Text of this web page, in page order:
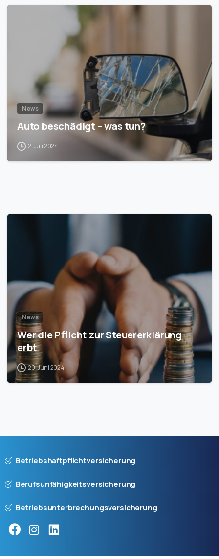
News
Auto beschädigt – was tun?
2. Juli 2024
News
Wer die Pflicht zur Steuererklärung
erbt
20. Juni 2024
Betriebshaftpflichtversicherung
Berufsunfähigkeitsversicherung
Betriebsunterbrechungsversicherung